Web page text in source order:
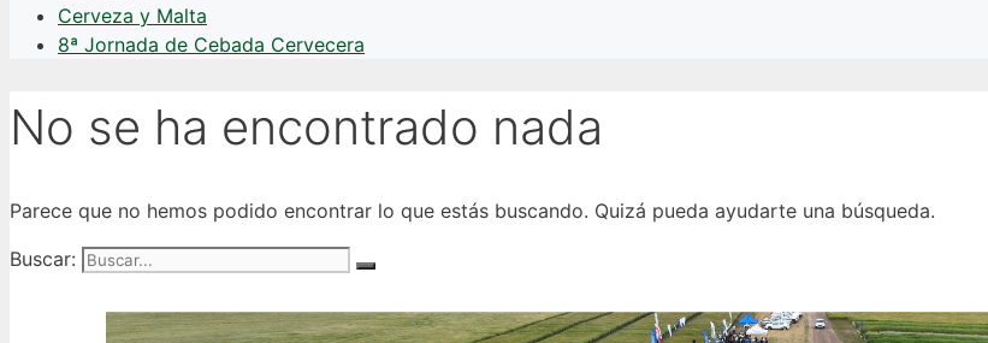
Cerveza y Malta
8ª Jornada de Cebada Cervecera
No se ha encontrado nada
Parece que no hemos podido encontrar lo que estás buscando. Quizá pueda ayudarte una búsqueda.
Buscar: